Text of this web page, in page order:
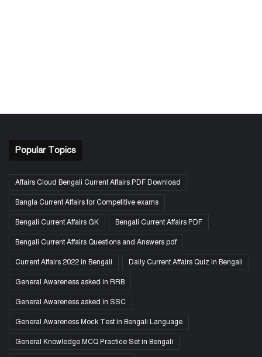
Popular Topics
Affairs Cloud Bengali Current Affairs PDF Download
Bangla Current Affairs for Competitive exams
Bengali Current Affairs GK Bengali Current Affairs PDF
Bengali Current Affairs Questions and Answers pdf
Current Affairs 2022 in Bengali Daily Current Affairs Quiz in Bengali
General Awareness asked in RRB
General Awareness asked in SSC
General Awareness Mock Test in Bengali Language
General Knowledge MCQ Practice Set in Bengali